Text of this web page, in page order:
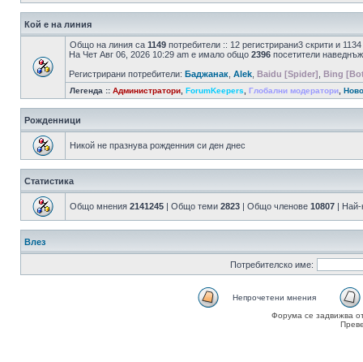
Кой е на линия
Общо на линия са 1149 потребители :: 12 регистрирани3 скрити и
На Чет Авг 06, 2026 10:29 am е имало общо 2396 посетители
Регистрирани потребители: Баджанак Alek Baidu [Spider] Bing
Легенда :: Администратори ForumKeepers Глобални модератори
Рожденници
Никой не празнува рожденния си ден днес
Статистика
Общо мнения 2141245 | Общо теми 2823 | Общо членове 10807 |
Влез
Потребителско име:
Непрочетени мнения
Форума се задвижва